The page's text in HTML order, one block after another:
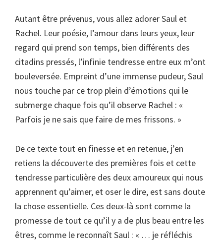
Autant être prévenus, vous allez adorer Saul et
Rachel. Leur poésie, l’amour dans leurs yeux, leur
regard qui prend son temps, bien différents des
citadins pressés, l’infinie tendresse entre eux m’ont
bouleversée. Empreint d’une immense pudeur, Saul
nous touche par ce trop plein d’émotions qui le
submerge chaque fois qu’il observe Rachel : «
Parfois je ne sais que faire de mes frissons. »
De ce texte tout en finesse et en retenue, j’en
retiens la découverte des premières fois et cette
tendresse particulière des deux amoureux qui nous
apprennent qu’aimer, et oser le dire, est sans doute
la chose essentielle. Ces deux-là sont comme la
promesse de tout ce qu’il y a de plus beau entre les
êtres, comme le reconnaît Saul : « … je réfléchis